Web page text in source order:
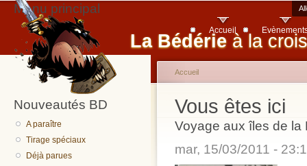
La Bédérie à la
Menu principal
Accueil
Nouveautés BD
A paraître
Tirage spéciaux
Déjà parues
Vous êtes ici
Accueil
Voyage aux îles de la
mar, 15/03/2011 -